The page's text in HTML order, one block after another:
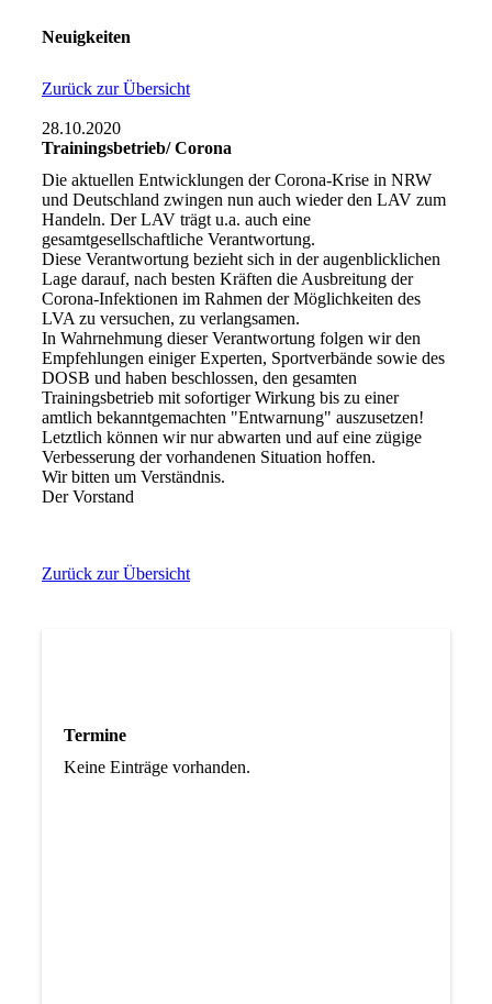
Neuigkeiten
Zurück zur Übersicht
28.10.2020
Trainingsbetrieb/ Corona
Die aktuellen Entwicklungen der Corona-Krise in NRW
und Deutschland zwingen nun auch wieder den LAV zum
Handeln. Der LAV trägt u.a. auch eine
gesamtgesellschaftliche Verantwortung.
Diese Verantwortung bezieht sich in der augenblicklichen
Lage darauf, nach besten Kräften die Ausbreitung der
Corona-Infektionen im Rahmen der Möglichkeiten des
LVA zu versuchen, zu verlangsamen.
In Wahrnehmung dieser Verantwortung folgen wir den
Empfehlungen einiger Experten, Sportverbände sowie des
DOSB und haben beschlossen, den gesamten
Trainingsbetrieb mit sofortiger Wirkung bis zu einer
amtlich bekanntgemachten "Entwarnung" auszusetzen!
Letztlich können wir nur abwarten und auf eine zügige
Verbesserung der vorhandenen Situation hoffen.
Wir bitten um Verständnis.
Der Vorstand
Zurück zur Übersicht
Termine
Keine Einträge vorhanden.